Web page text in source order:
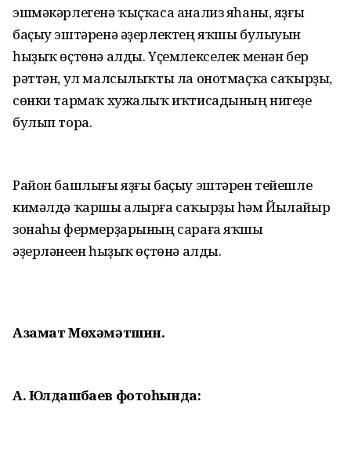
эшмәкәрлегенә ҡыҫҡаса анализ яһаны, яҙғы
баҫыу эштәренә әҙерлектең яҡшы булыуын
һыҙыҡ өҫтөнә алды. Үҫемлекселек менән бер
рәттән, ул малсылыҡты ла онотмаҫҡа саҡырҙы,
сөнки тармаҡ хужалыҡ иҡтисадының нигеҙе
булып тора.
Район башлығы яҙғы баҫыу эштәрен тейешле
кимәлдә ҡаршы алырға саҡырҙы һәм Йылайыр
зонаһы фермерҙарының сараға яҡшы
әҙерләнеүен һыҙыҡ өҫтөнә алды.
Азамат Мөхәмәтшин.
А. Юлдашбаев фотоһында: